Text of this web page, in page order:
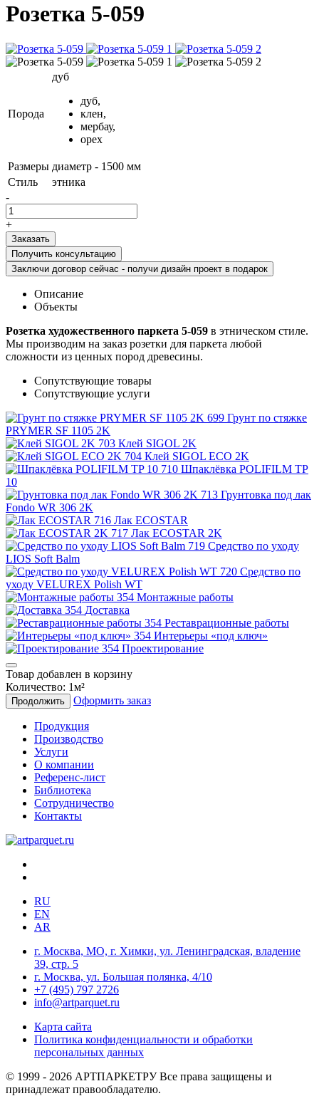
Розетка 5-059
Порода
дуб
дуб,
клен,
мербау,
орех
Размеры диаметр - 1500 мм
Стиль
этника
-
+
Получить консультацию
Заключи договор сейчас - получи дизайн проект в подарок
Описание
Объекты
Розетка художественного паркета 5-059 в этническом стиле.
Мы производим на заказ розетки для паркета любой
сложности из ценных пород древесины.
Сопутствующие товары
Сопутствующие услуги
Грунт по стяжке
PRYMER SF 1105 2K
Клей SIGOL 2K
Клей SIGOL ECO 2K
Шпаклёвка POLIFILM TP
10
Грунтовка под лак
Fondo WR 306 2K
Лак ECOSTAR
Лак ECOSTAR 2K
Средство по уходу
LIOS Soft Balm
Средство по
уходу VELUREX Polish WT
Монтажные работы
Доставка
Реставрационные работы
Интерьеры «под ключ»
Проектирование
Товар добавлен в корзину
Количество: 1м²
Продолжить Оформить заказ
Продукция
Производство
Услуги
О компании
Референс-лист
Библиотека
Сотрудничество
Контакты
RU
EN
AR
г. Москва, МО, г. Химки, ул. Ленинградская, владение
39, стр. 5
г. Москва, ул. Большая полянка, 4/10
+7 (495) 797 2726
info@artparquet.ru
Карта сайта
Политика конфиденциальности и обработки
персональных данных
© 1999 - 2026 АРТПАРКЕТРУ Все права защищены и
принадлежат правообладателю.